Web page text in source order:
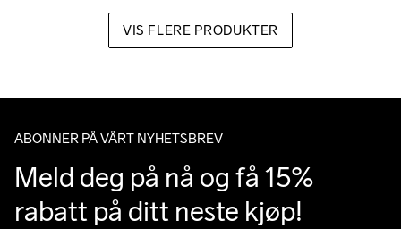
VIS FLERE PRODUKTER
ABONNER PÅ VÅRT NYHETSBREV
Meld deg på nå og få 15%
rabatt på ditt neste kjøp!